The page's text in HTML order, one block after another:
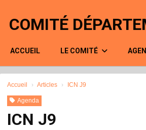
COMITÉ
ACCUEIL LE COMITÉ
Accueil Articles ICN J9
Agenda
ICN J9